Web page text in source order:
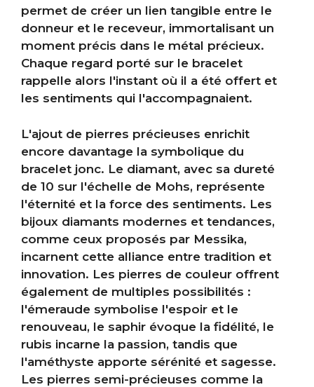
permet de créer un lien tangible entre le
donneur et le receveur, immortalisant un
moment précis dans le métal précieux.
Chaque regard porté sur le bracelet
rappelle alors l'instant où il a été offert et
les sentiments qui l'accompagnaient.
L'ajout de pierres précieuses enrichit
encore davantage la symbolique du
bracelet jonc. Le diamant, avec sa dureté
de 10 sur l'échelle de Mohs, représente
l'éternité et la force des sentiments. Les
bijoux diamants modernes et tendances,
comme ceux proposés par Messika,
incarnent cette alliance entre tradition et
innovation. Les pierres de couleur offrent
également de multiples possibilités :
l'émeraude symbolise l'espoir et le
renouveau, le saphir évoque la fidélité, le
rubis incarne la passion, tandis que
l'améthyste apporte sérénité et sagesse.
Les pierres semi-précieuses comme la